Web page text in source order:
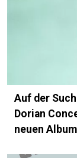
Auf der
Dorian
neuen